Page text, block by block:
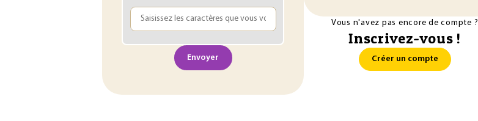
Envoyer
Vous n'avez pas encore de compte ?
Inscrivez-vous !
Créer un compte